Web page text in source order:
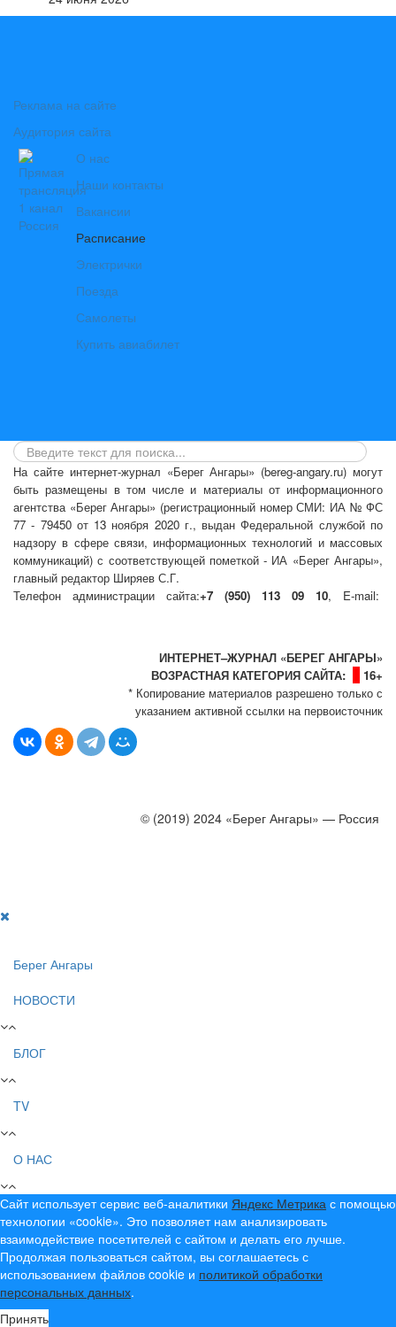
Реклама на сайте
Аудитория сайта
О нас
Наши контакты
Вакансии
Расписание
Электрички
Поезда
Самолеты
Купить авиабилет
На сайте интернет-журнал «Берег Ангары» (bereg-angary.ru) могут
быть размещены в том числе и материалы от информационного
агентства «Берег Ангары» (регистрационный номер СМИ: ИА № ФС
77 - 79450 от 13 ноября 2020 г., выдан Федеральной службой по
надзору в сфере связи, информационных технологий и массовых
коммуникаций) с соответствующей пометкой - ИА «Берег Ангары»,
главный редактор Ширяев С.Г.
Телефон администрации сайта:+7 (950) 113 09 10, E-mail:
ИНТЕРНЕТ–ЖУРНАЛ «БЕРЕГ АНГАРЫ»
ВОЗРАСТНАЯ КАТЕГОРИЯ САЙТА:
16+
* Копирование материалов разрешено только с
указанием активной ссылки на первоисточник
© (2019) 2024 «Берег Ангары» — Россия
Берег Ангары
НОВОСТИ
БЛОГ
TV
О НАС
Сайт использует сервис веб-аналитики Яндекс Метрика с помощью
технологии «cookie». Это позволяет нам анализировать
взаимодействие посетителей с сайтом и делать его лучше.
Продолжая пользоваться сайтом, вы соглашаетесь с
использованием файлов cookie и политикой обработки
персональных данных.
Принять